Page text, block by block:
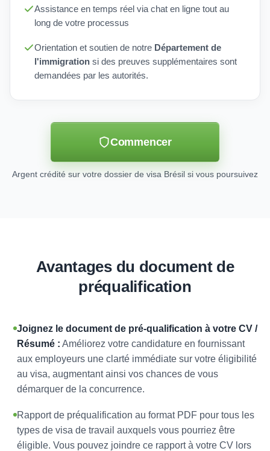
Assistance en temps réel via chat en ligne tout au
long de votre processus
Orientation et soutien de notre Département de
l'immigration si des preuves supplémentaires sont
demandées par les autorités.
Commencer
Argent crédité sur votre dossier de visa Brésil si vous poursuivez
Avantages du document de
préqualification
Joignez le document de pré-qualification à votre CV /
Résumé : Améliorez votre candidature en fournissant
aux employeurs une clarté immédiate sur votre éligibilité
au visa, augmentant ainsi vos chances de vous
démarquer de la concurrence.
Rapport de préqualification au format PDF pour tous les
types de visa de travail auxquels vous pourriez être
éligible. Vous pouvez joindre ce rapport à votre CV lors